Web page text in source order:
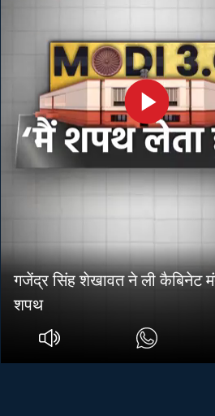
गजेंद्र सिंह शेखावत ने ली कैबिनेट
शपथ